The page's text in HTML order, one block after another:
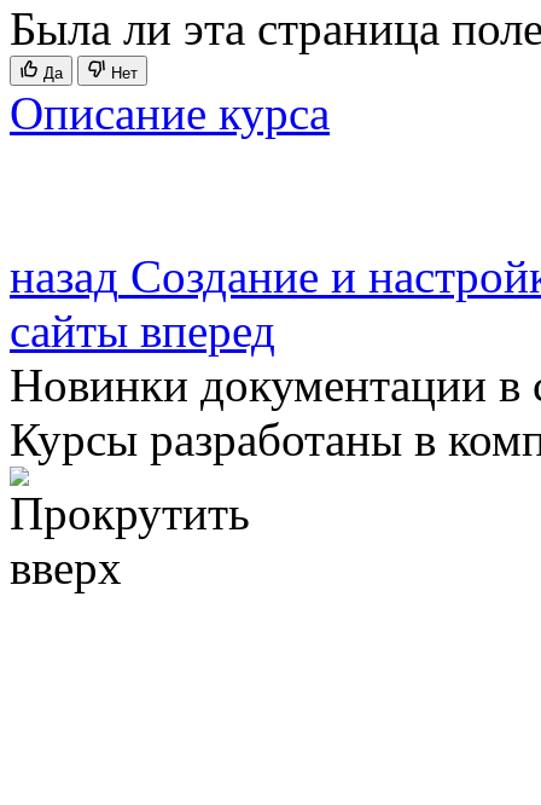
Была ли эта страница
Да Нет
Описание курса
назад Создание и
сайты вперед
Новинки документации в
Курсы разработаны в